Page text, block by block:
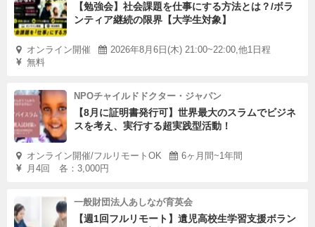
部活動の地域移行という大きな変化を前に、私たちがずっ
と問い続けてきた言葉です。中学生へのヒアリングやアン
ケート（1,213件）を重ねる中で見えてきたのは、子ども
たちが「安心して帰れる場所」と「自分で選べる放課後」
を求めているということでした。
3:30は、やりたいことがある子も、まだ見つかっていない
子も、ただここにいていい場所です。そしてその場所を、
地域の大人たちと一緒につくっていきたいと思っていま
す。
る、とてもゆるやかな関わり方です。あなたの棚に並んだ
【勉強会】社会課題を仕事にする方法とは？/ボラ
ンティア継続の限界【大学生対象】
オンライン開催
2026年8月6日(木) 21:00~22:00,他1日程
無料
NPOチャイルドドクター・ジャパン
【8月に証明書発行可】世界最大のスラムでビジネ
スを考え、実行する超実践型活動！
オンライン開催/フルリモートOK
6ヶ月間~1年間
月4回 各：3,000円
一般財団法人あしなが育英会
【週1回フルリモート】遺児高校生学習支援ボラン